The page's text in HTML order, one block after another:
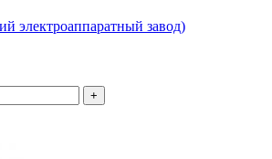
электроаппаратный завод)
+